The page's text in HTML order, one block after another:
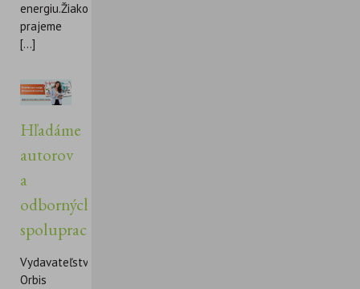
energiu.Žiakom
prajeme
[...]
Hľadáme
autorov
a
odborných
spolupracovníkov
Vydavateľstvo
Orbis